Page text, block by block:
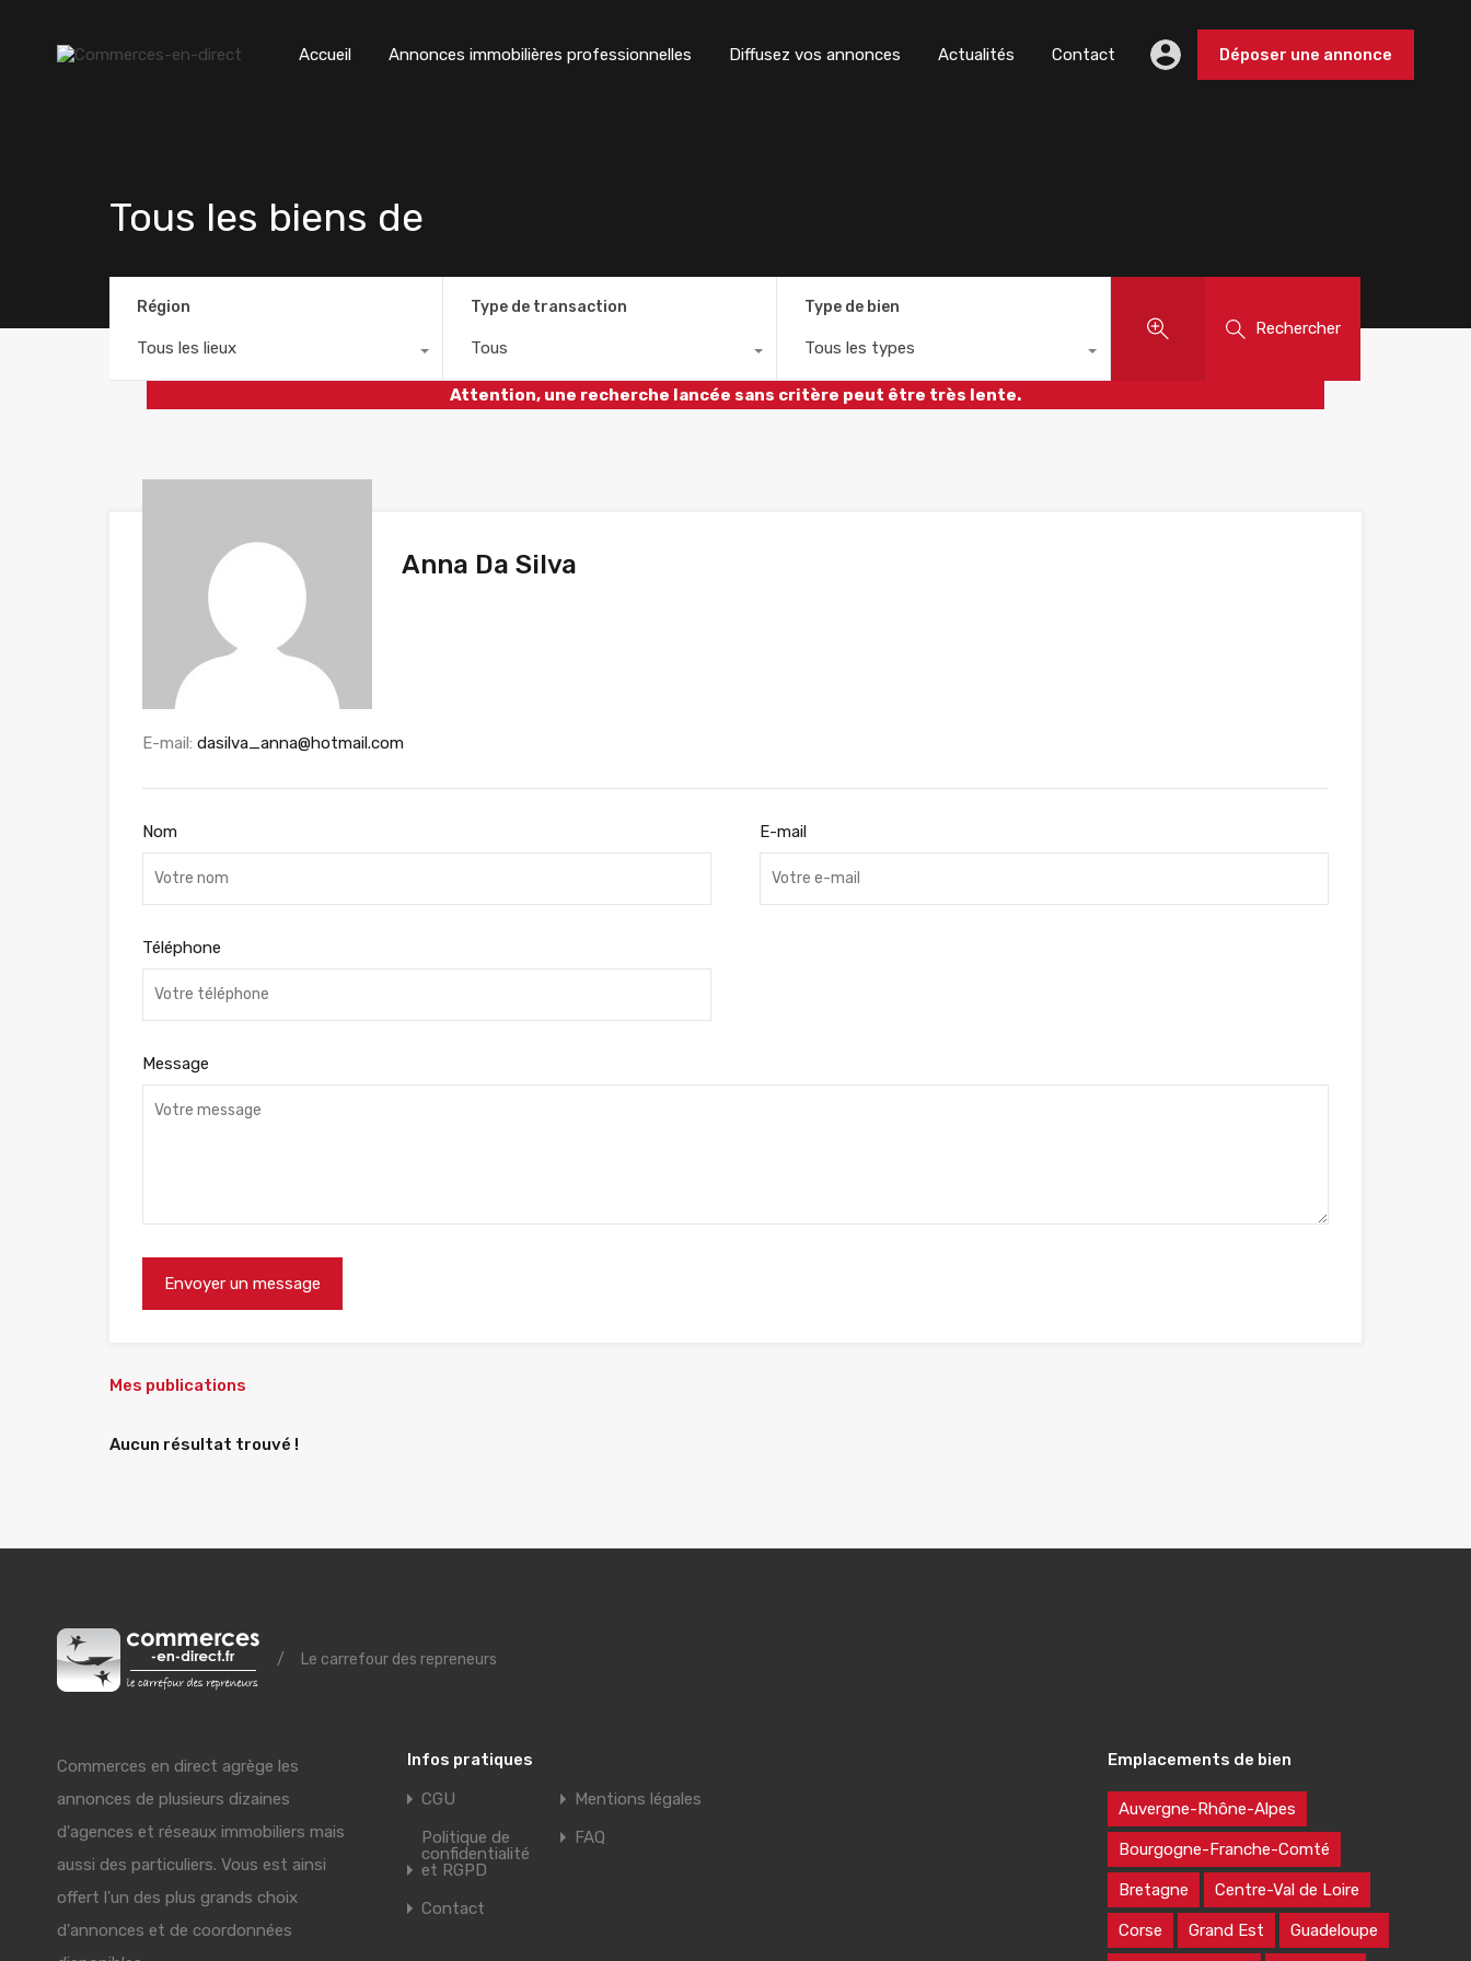
Accueil Annonces immobilières professionnelles Diffusez vos annonces Actualités Contact Déposer une annonce
Tous les biens de
Région
Tous les lieux
Type de transaction
Tous
Type de bien
Tous les types
Rechercher
Attention, une recherche lancée sans critère peut être très lente.
Anna Da Silva
E-mail: dasilva_anna@hotmail.com
Nom E-mail
Téléphone
Message
Mes publications
Aucun résultat trouvé !
/ Le carrefour des repreneurs
Commerces en direct agrège les
annonces de plusieurs dizaines
d'agences et réseaux immobiliers mais
aussi des particuliers. Vous est ainsi
offert l'un des plus grands choix
d'annonces et de coordonnées
Infos pratiques
CGU
Mentions légales
Politique de
confidentialité
et RGPD
FAQ
Contact
Emplacements de bien
Auvergne-Rhône-Alpes
Bourgogne-Franche-Comté
Bretagne Centre-Val de Loire
Corse Grand Est Guadeloupe